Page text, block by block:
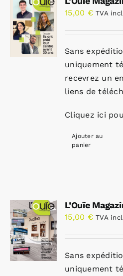
15,00 € TVA
Sans
uniquement
recevrez un
liens de
Cliquez ici
Ajouter au
panier
L’Ouïe
15,00 € TVA
Sans
uniquement